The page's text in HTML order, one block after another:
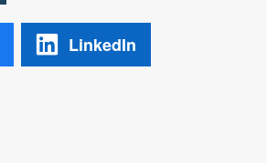
LinkedIn